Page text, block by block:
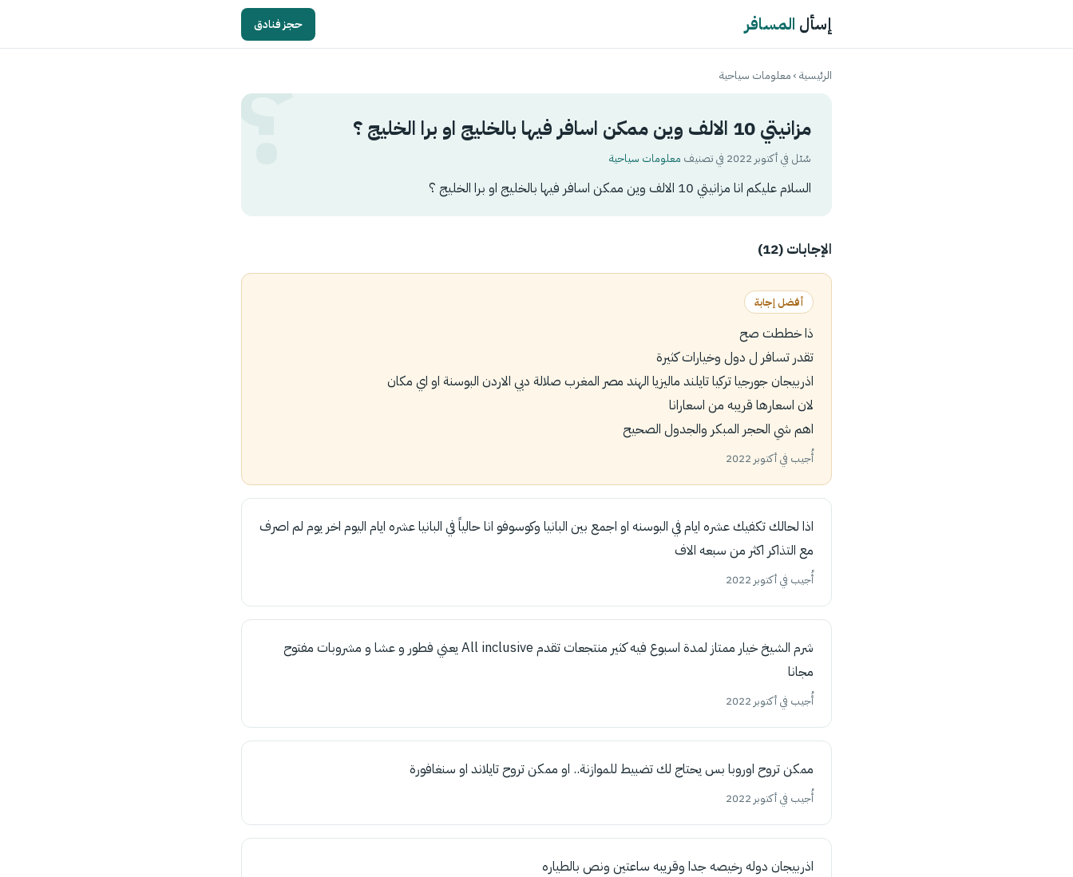
إسأل المسافر حجز فنادق
الرئيسية›معلومات سياحية
مزانيتي 10 الالف وين ممكن اسافر فيها بالخليج او برا الخليج ؟
سُئل في أكتوبر 2022 في تصنيف معلومات سياحية
السلام عليكم انا مزانيتي 10 الالف وين ممكن اسافر فيها بالخليج او برا الخليج ؟
الإجابات (12)
أفضل إجابة
ذا خططت صح
تقدر تسافر ل دول وخيارات كثيرة
اذربيجان جورجيا تركيا تايلند ماليزيا الهند مصر المغرب صلالة دبي الاردن البوسنة او اي مكان
لان اسعارها قريبه من اسعارانا
اهم شي الحجر المبكر والجدول الصحيح
أُجيب في أكتوبر 2022
اذا لحالك تكفيك عشره ايام في البوسنه او اجمع بين البانيا وكوسوفو انا حالياً في البانيا عشره ايام اليوم اخر يوم لم اصرف
مع التذاكر اكثر من سبعه الاف
أُجيب في أكتوبر 2022
شرم الشيخ خيار ممتاز لمدة اسبوع فيه كثير منتجعات تقدم All inclusive يعني فطور و عشا و مشروبات مفتوح
مجانا
أُجيب في أكتوبر 2022
ممكن تروح اوروبا بس يحتاج لك تضبيط للموازنة.. او ممكن تروح تايلاند او سنغافورة
أُجيب في أكتوبر 2022
اذربيجان دوله رخيصه جدا وقريبه ساعتين ونص بالطياره